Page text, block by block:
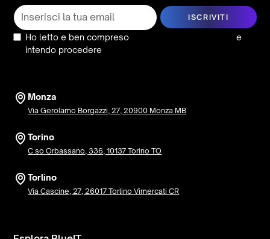
Ho letto e ben compreso
e
intendo procedere
Monza
Via Gerolamo Borgazzi, 27, 20900 Monza MB
Torino
C.so Orbassano, 336, 10137 Torino TO
Torlino
Via Cascine, 27, 26017 Torlino Vimercati CR